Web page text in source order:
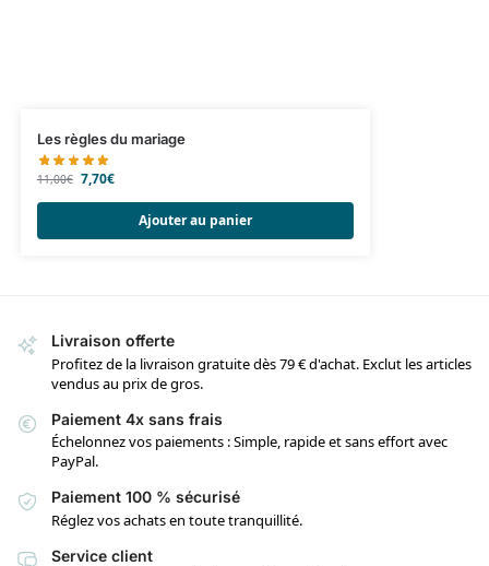
Les règles du mariage
11,00€ 7,70€
Ajouter au panier
Livraison offerte
Profitez de la livraison gratuite dès 79 € d'achat. Exclut les articles
vendus au prix de gros.
Paiement 4x sans frais
Échelonnez vos paiements : Simple, rapide et sans effort avec
PayPal.
Paiement 100 % sécurisé
Réglez vos achats en toute tranquillité.
Service client